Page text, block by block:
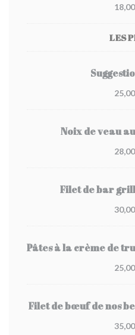
LES
Noix de veau
Filet de bar
Pâtes à la crème de
Filet de bœuf de nos